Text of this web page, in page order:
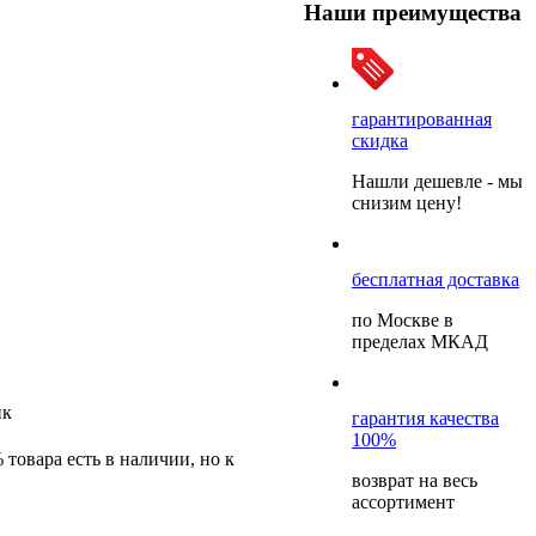
есть в наличии, но к
Наши преимущества
гарантированная
скидка
Нашли дешевле - мы
снизим цену!
бесплатная доставка
по Москве в
пределах МКАД
гарантия качества
100%
возврат на весь
ассортимент